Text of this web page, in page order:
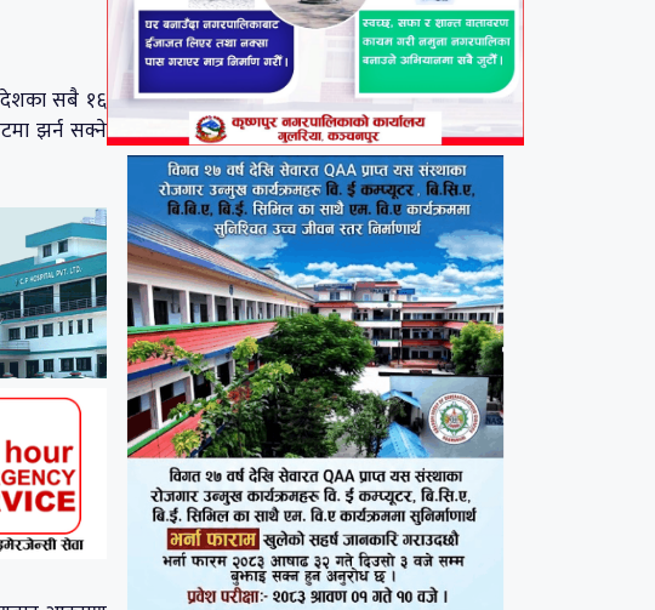
सबै १६
झर्न सक्ने